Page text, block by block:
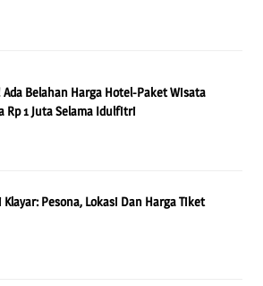
Ada Belahan Harga Hotel-Paket Wisata
Rp 1 Juta Selama Idulfitri
Klayar: Pesona, Lokasi Dan Harga Tiket